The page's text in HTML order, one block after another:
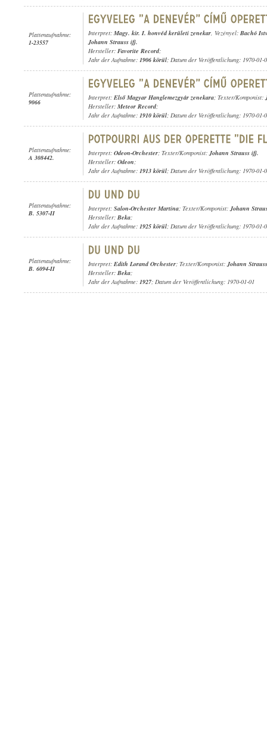
Plattenaufnahme:
1-23557
Interpret: Magy. kir. I. honvéd kerületi zenekar, Vezényel: Bachó
Johann Strauss ifj.
Hersteller: Favorite Record;
Jahr der Aufnahme: 1906 körül; Datum der Veröffentlichung: 1970-01-
Plattenaufnahme:
9066
Interpret: Első Magyar Hanglemezgyár zenekara; Texter/Komponist:
Hersteller: Meteor Record;
Jahr der Aufnahme: 1910 körül; Datum der Veröffentlichung: 1970-01-
Plattenaufnahme:
A 308442.
Interpret: Odeon-Orchester; Texter/Komponist:Johann Strauss ifj.
Hersteller: Odeon;
Jahr der Aufnahme: 1913 körül; Datum der Veröffentlichung: 1970-01-
Plattenaufnahme:
B. 5307-II
Interpret: Salon-Orchester Martina; Texter/Komponist:Johann
Hersteller: Beka;
Jahr der Aufnahme: 1925 körül; Datum der Veröffentlichung: 1970-01-
Plattenaufnahme:
B. 6094-II
Interpret: Edith Lorand Orchester; Texter/Komponist:Johann
Hersteller: Beka;
Jahr der Aufnahme: 1927; Datum der Veröffentlichung: 1970-01-01